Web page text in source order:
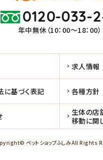
0120-033-
年中無休（10：00～18：00）
求人情報
に基づく表記 各種方針
生体の店
移動に関
ペットショップふしみ All Rights